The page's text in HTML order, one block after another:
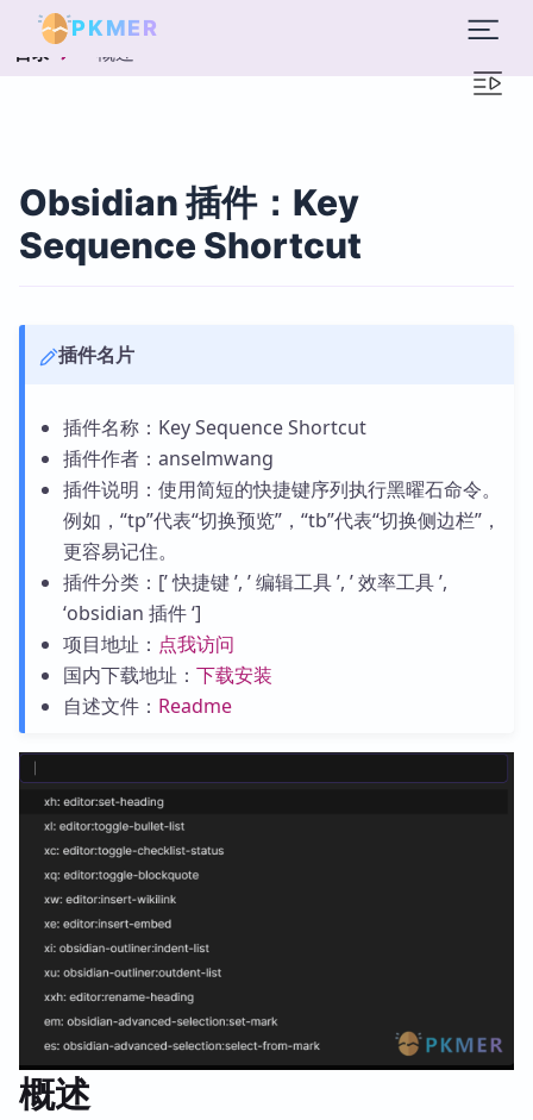
PKMER
目录 概述
Obsidian 插件：Key
Sequence Shortcut
插件名片
插件名称：Key Sequence Shortcut
插件作者：anselmwang
插件说明：使用简短的快捷键序列执行黑曜石命令。
例如，“tp”代表“切换预览”，“tb”代表“切换侧边栏”，
更容易记住。
插件分类：[’ 快捷键 ’, ’ 编辑工具 ’, ’ 效率工具 ’,
‘obsidian 插件 ‘]
项目地址： 点我访问
国内下载地址： 下载安装
自述文件： Readme
概述